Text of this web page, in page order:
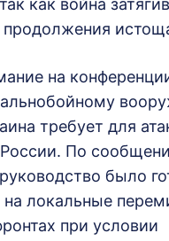
как война
на
требует для
По
было
на локальные
при условии